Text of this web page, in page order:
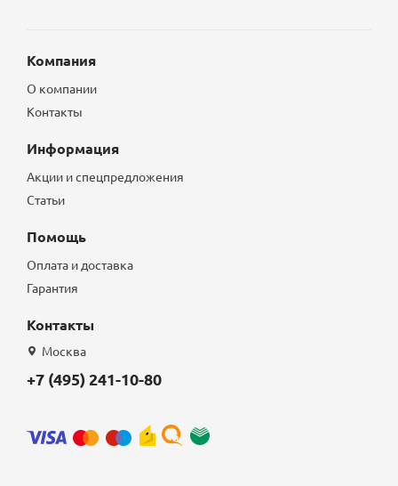
Компания
О компании
Контакты
Информация
Акции и спецпредложения
Статьи
Помощь
Оплата и доставка
Гарантия
Контакты
Москва
+7 (495) 241-10-80